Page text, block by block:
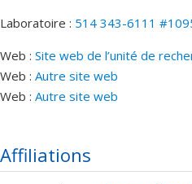
Laboratoire : 514 343-6111
Web : Site web de l’unité de
Web : Autre site web
Web : Autre site web
Affiliations